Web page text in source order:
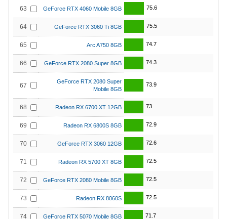
63 GeForce RTX 4060 Mobile 8GB 75.6
64 GeForce RTX 3060 Ti 8GB 75.5
65 Arc A750 8GB 74.7
66 GeForce RTX 2080 Super 8GB 74.3
67
GeForce RTX 2080 Super
Mobile 8GB
73.9
68 Radeon RX 6700 XT 12GB 73
69 Radeon RX 6800S 8GB 72.9
70 GeForce RTX 3060 12GB 72.6
71 Radeon RX 5700 XT 8GB 72.5
72 GeForce RTX 2080 Mobile 8GB 72.5
73 Radeon RX 8060S 72.5
74 GeForce RTX 5070 Mobile 8GB 71.7